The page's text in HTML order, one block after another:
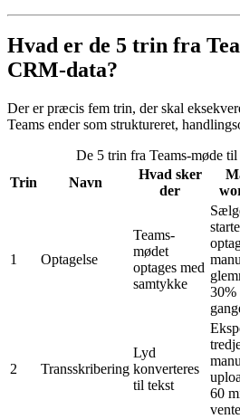
Hvad er de 5 trin fra
CRM-data?
Der er præcis fem trin, der skal
Teams ender som struktureret,
De 5 trin fra Teams-møde
Trin
Navn
Hvad sker
der
1 Optagelse
Teams-
mødet
optages med
samtykke
30%
2 Transskribering
Lyd
konverteres
til tekst
60